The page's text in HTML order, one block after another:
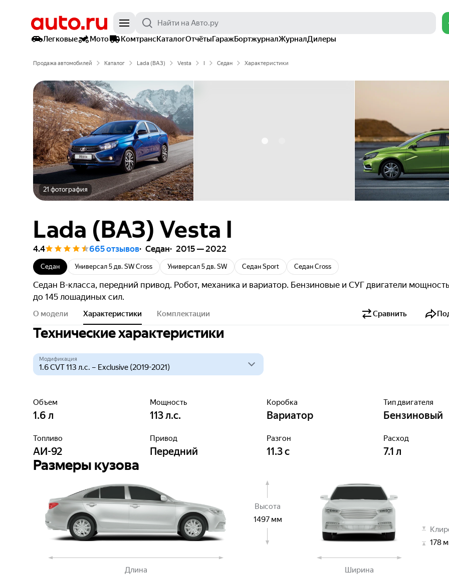
Легковые
Мото КомтрансКаталогОтчётыГаражБортжурналЖурналДилеры
Продажа автомобилей Каталог Lada (ВАЗ) Vesta I Седан Характеристики
21 фотография
Lada (ВАЗ) Vesta I
4.4 665 отзывов Седан 2015 — 2022
Седан Универсал 5 дв. SW Cross Универсал 5 дв. SW Седан Sport Седан Cross
Седан B-класса, передний привод. Робот, механика и вариатор. Бензиновые и СУГ двигатели
до 145 лошадиных сил.
О модели Характеристики Комплектации Сравнить
Технические характеристики
Модификация
Объем
1.6 л
Мощность
113л.с.
Коробка
Вариатор
Тип двигателя
Бензиновый
Топливо
АИ-92
Привод
Передний
Разгон
11.3с
Расход
7.1 л
Размеры кузова
Высота
1497 мм
178
Длина
Ширина